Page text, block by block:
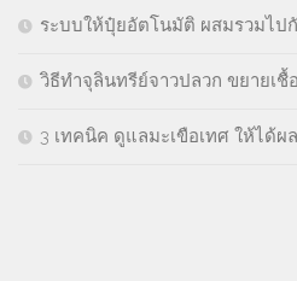
ระบบให้ปุ๋ยอัตโนมัติ ผสมรวมไป
วิธีทำจุลินทรีย์จาวปลวก ขยายเชื้
3 เทคนิค ดูแลมะเขือเทศ ให้ได้